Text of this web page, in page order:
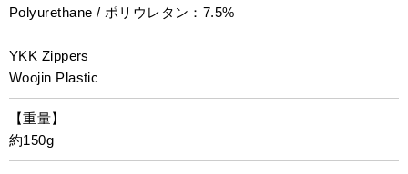
Polyurethane / ポリウレタン：7.5%
YKK Zippers
Woojin Plastic
【重量】
約150g